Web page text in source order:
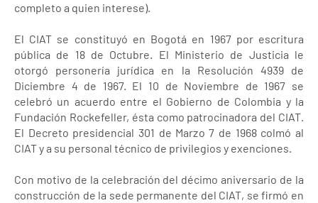
completo a quien interese).
El CIAT se constituyó en Bogotá en 1967 por escritura
pública de 18 de Octubre. El Ministerio de Justicia le
otorgó personería jurídica en la Resolución 4939 de
Diciembre 4 de 1967. El 10 de Noviembre de 1967 se
celebró un acuerdo entre el Gobierno de Colombia y la
Fundación Rockefeller, ésta como patrocinadora del CIAT.
El Decreto presidencial 301 de Marzo 7 de 1968 colmó al
CIAT y a su personal técnico de privilegios y exenciones.
Con motivo de la celebración del décimo aniversario de la
construcción de la sede permanente del CIAT, se firmó en